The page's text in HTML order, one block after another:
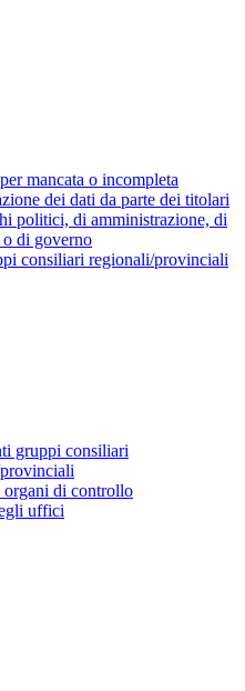
mancata o incompleta
dei dati da parte dei titolari
politici, di amministrazione, di
di governo
consiliari regionali/provinciali
gruppi consiliari
di controllo
uffici